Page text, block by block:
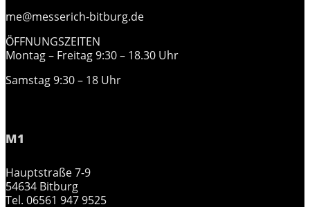
me@messerich-bitburg.de
ÖFFNUNGSZEITEN
Montag – Freitag 9:30 – 18.30 Uhr
Samstag 9:30 – 18 Uhr
M1
Hauptstraße 7-9
54634 Bitburg
Tel. 06561 947 9525